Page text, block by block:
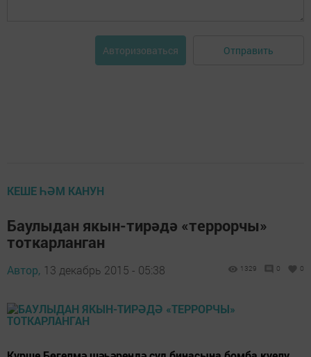
Авторизоваться Отправить
КЕШЕ ҺӘМ КАНУН
Баулыдан якын-тирәдә «террорчы»
тоткарланган
Автор, 13 декабрь 2015 - 05:38 1329 0 0